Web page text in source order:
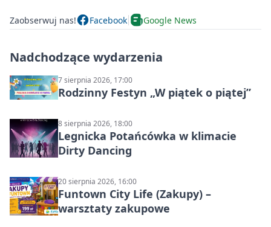
Zaobserwuj nas! Facebook Google News
Nadchodzące wydarzenia
7 sierpnia 2026, 17:00
Rodzinny Festyn „W piątek o piątej”
8 sierpnia 2026, 18:00
Legnicka Potańcówka w klimacie
Dirty Dancing
20 sierpnia 2026, 16:00
Funtown City Life (Zakupy) –
warsztaty zakupowe